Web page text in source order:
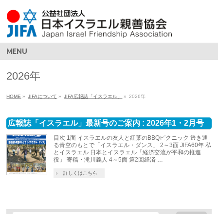
MENU
2026年
HOME » JIFAについて » JIFA広報誌「イスラエル」 » 2026年
広報誌「イスラエル」最新号のご案内 : 2026年1・2月号
目次 1面 イスラエルの友人と紅葉のBBQピクニック 透き通
る青空のもとで「イスラエル・ダンス」 2～3面 JIFA60年 私
とイスラエル 日本とイスラエル「経済交流が平和の推進
役」 寄稿・滝川義人 4～5面 第2回経済 …
詳しくはこちら